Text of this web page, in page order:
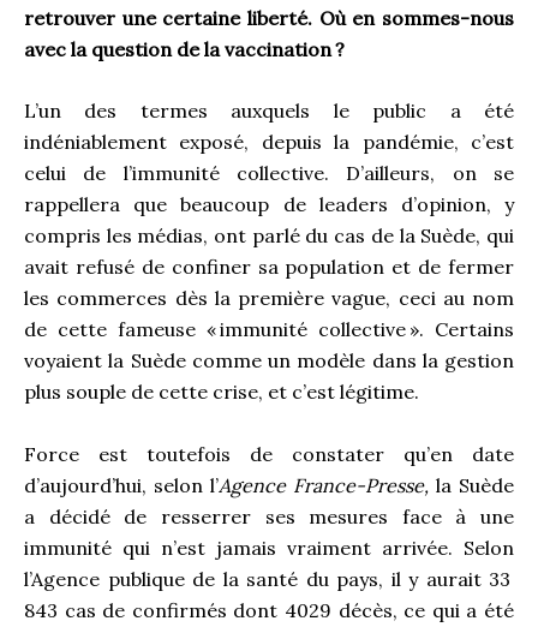
retrouver une certaine liberté. Où en sommes-nous
avec la question de la vaccination ?
L’un des termes auxquels le public a été
indéniablement exposé, depuis la pandémie, c’est
celui de l’immunité collective. D’ailleurs, on se
rappellera que beaucoup de leaders d’opinion, y
compris les médias, ont parlé du cas de la Suède, qui
avait refusé de confiner sa population et de fermer
les commerces dès la première vague, ceci au nom
de cette fameuse « immunité collective ». Certains
voyaient la Suède comme un modèle dans la gestion
plus souple de cette crise, et c’est légitime.
Force est toutefois de constater qu’en date
d’aujourd’hui, selon l’Agence France-Presse, la Suède
a décidé de resserrer ses mesures face à une
immunité qui n’est jamais vraiment arrivée. Selon
l’Agence publique de la santé du pays, il y aurait 33
843 cas de confirmés dont 4029 décès, ce qui a été